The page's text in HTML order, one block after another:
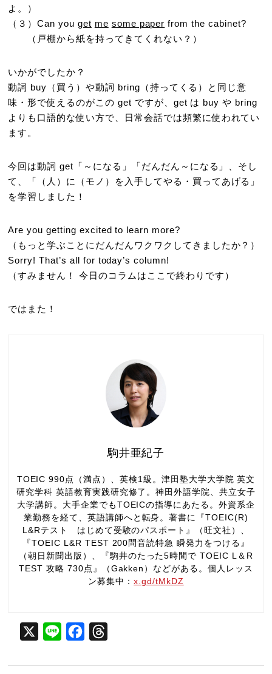
よ。）
（３）Can you get me some paper from the cabinet?
（戸棚から紙を持ってきてくれない？）
いかがでしたか？
動詞 buy（買う）や動詞 bring（持ってくる）と同じ意
味・形で使えるのがこの get ですが、get は buy や bring
よりも口語的な使い方で、日常会話では頻繁に使われてい
ます。
今回は動詞 get「～になる」「だんだん～になる」、そし
て、「（人）に（モノ）を入手してやる・買ってあげる」
を学習しました！
Are you getting excited to learn more?
（もっと学ぶことにだんだんワクワクしてきましたか？）
Sorry! That’s all for today’s column!
（すみません！ 今日のコラムはここで終わりです）
ではまた！
駒井亜紀子
TOEIC 990点（満点）、英検1級。津田塾大学大学院 英文
研究学科 英語教育実践研究修了。神田外語学院、共立女子
大学講師。大手企業でもTOEICの指導にあたる。外資系企
業勤務を経て、英語講師へと転身。著書に『TOEIC(R)
L&Rテスト はじめて受験のパスポート』（旺文社）、
『TOEIC L&R TEST 200問音読特急 瞬発力をつける』
（朝日新聞出版）、『駒井のたった5時間で TOEIC L＆R
TEST 攻略 730点』（Gakken）などがある。個人レッス
ン募集中：x.gd/tMkDZ
X Line Facebook